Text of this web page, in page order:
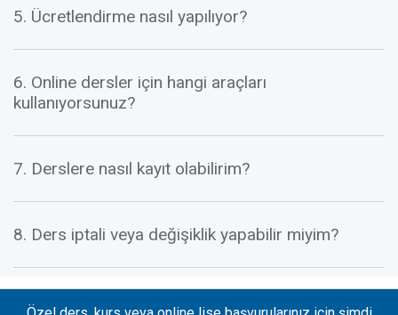
5. Ücretlendirme nasıl yapılıyor?
6. Online dersler için hangi araçları
kullanıyorsunuz?
7. Derslere nasıl kayıt olabilirim?
8. Ders iptali veya değişiklik yapabilir miyim?